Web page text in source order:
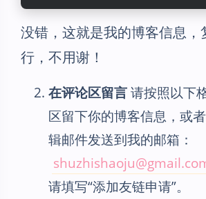
没错，这就是我的博客信息，
行，不用谢！
在评论区留言请按照以下
区留下你的博客信息，或
辑邮件发送到我的邮箱：
请填写“添加友链申请”。